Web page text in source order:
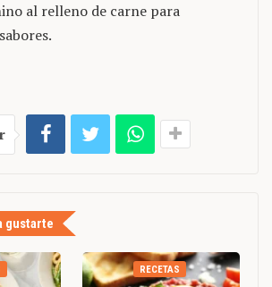
al relleno de carne para
gustarte
RECETAS